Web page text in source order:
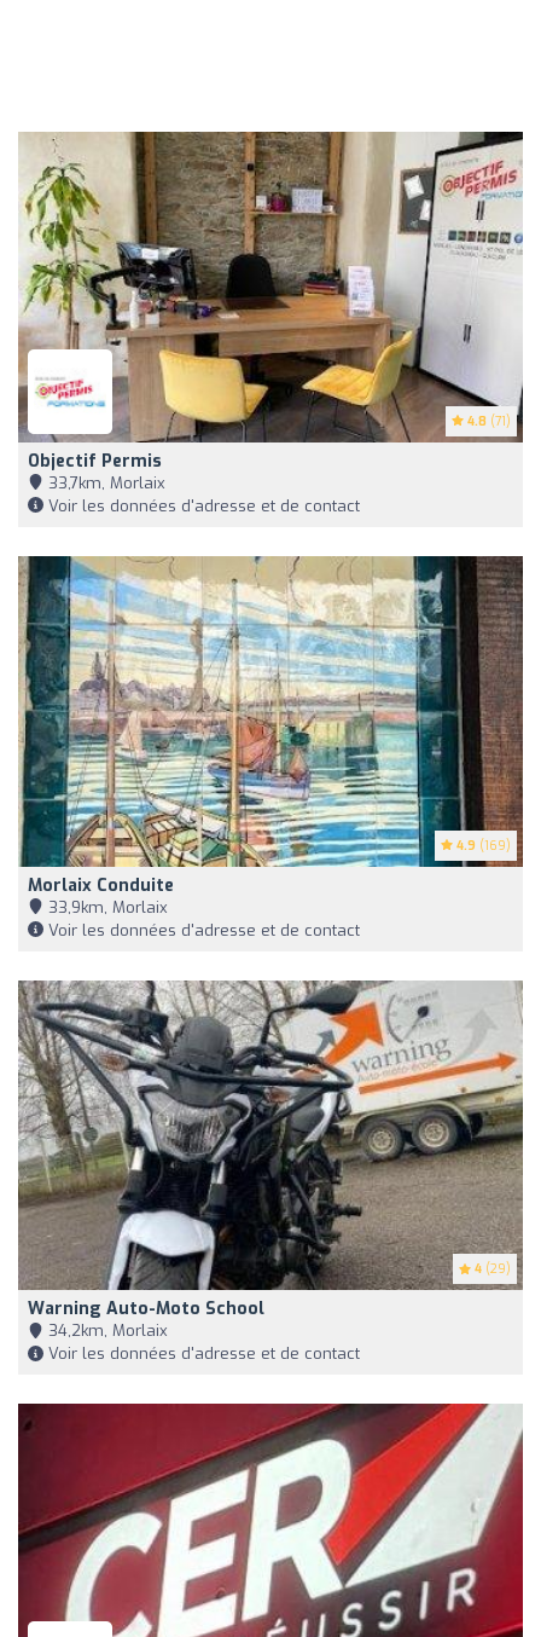
4.8 (71)
Objectif Permis
33,7km, Morlaix
Voir les données d'adresse et de contact
4.9 (169)
Morlaix Conduite
33,9km, Morlaix
Voir les données d'adresse et de contact
4 (29)
Warning Auto-Moto School
34,2km, Morlaix
Voir les données d'adresse et de contact